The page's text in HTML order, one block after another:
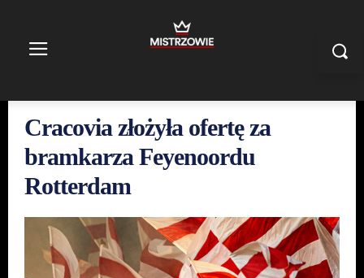
Cracovia złożyła ofertę za
bramkarza Feyenoordu
Rotterdam